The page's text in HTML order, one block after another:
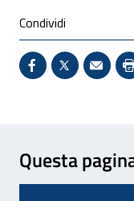
Condividi
Condividi su
X - SitoInvio
Questa